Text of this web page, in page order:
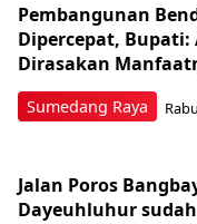
Sumedang Raya
Pembangunan
Dipercepat, Bupati:
Dirasakan
Jalan Poros
Dayeuhluhur